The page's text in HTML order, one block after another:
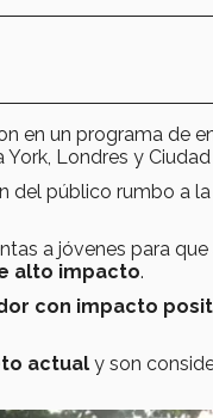
en un programa de
Londres y
del público rumbo a
a jóvenes para
alto impacto.
con impacto
actual y son